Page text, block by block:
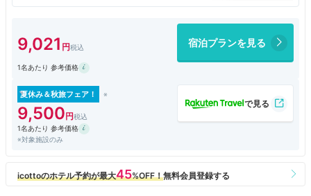
でこのお値段かとちょっとがっかりでしたが、唯一お部屋の窓から飛行機
あと思っています。
9,021 宿泊プランを見る
1名あたり 参考価格
夏休み＆秋旅フェア！
9,500
1名あたり 参考価格
※対象施設のみ